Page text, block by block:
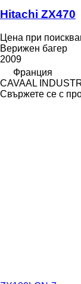
Hitachi ZX470
Цена при
Верижен багер
2009
Франция
CAVAAL
Свържете се с